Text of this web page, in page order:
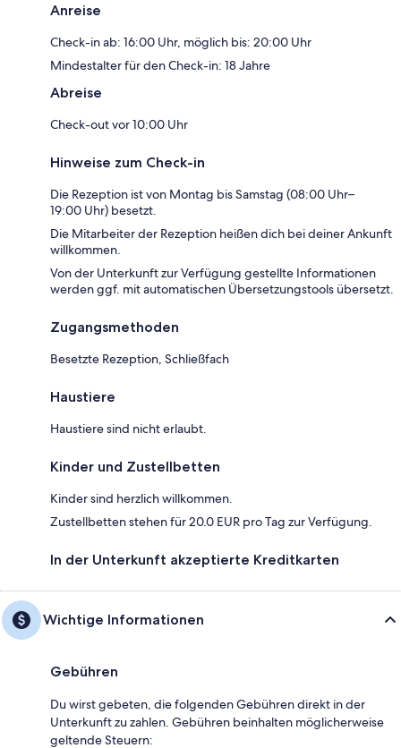
Anreise
Check-in ab: 16:00 Uhr, möglich bis: 20:00 Uhr
Mindestalter für den Check-in: 18 Jahre
Abreise
Check-out vor 10:00 Uhr
Hinweise zum Check-in
Die Rezeption ist von Montag bis Samstag (08:00 Uhr–
19:00 Uhr) besetzt.
Die Mitarbeiter der Rezeption heißen dich bei deiner Ankunft
willkommen.
Von der Unterkunft zur Verfügung gestellte Informationen
werden ggf. mit automatischen Übersetzungstools übersetzt.
Zugangsmethoden
Besetzte Rezeption, Schließfach
Haustiere
Haustiere sind nicht erlaubt.
Kinder und Zustellbetten
Kinder sind herzlich willkommen.
Zustellbetten stehen für 20.0 EUR pro Tag zur Verfügung.
In der Unterkunft akzeptierte Kreditkarten
Wichtige Informationen
Gebühren
Du wirst gebeten, die folgenden Gebühren direkt in der
Unterkunft zu zahlen. Gebühren beinhalten möglicherweise
geltende Steuern: